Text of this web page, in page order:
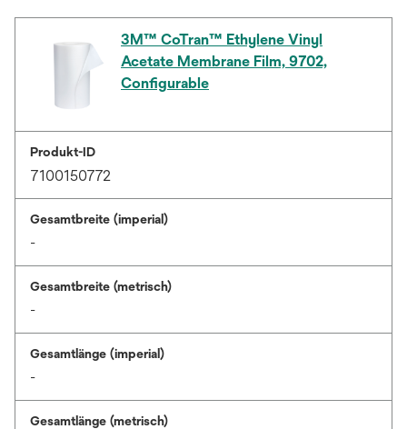
3M™ CoTran™ Ethylene Vinyl
Acetate Membrane Film, 9702,
Configurable
Produkt-ID
7100150772
Gesamtbreite (imperial)
-
Gesamtbreite (metrisch)
-
Gesamtlänge (imperial)
-
Gesamtlänge (metrisch)